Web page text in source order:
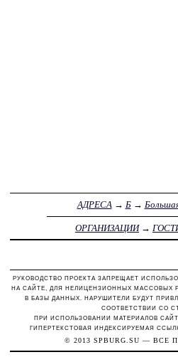
АДРЕСА→ Б→
ОРГАНИЗАЦИИ→
РУКОВОДСТВО ПРОЕКТА ЗАПРЕЩАЕТ
НА САЙТЕ, ДЛЯ НЕЛИЦЕНЗИОННЫХ МАССОВЫХ
В БАЗЫ ДАННЫХ. НАРУШИТЕЛИ БУДУТ
СООТВЕТСТВИИ СО
ПРИ ИСПОЛЬЗОВАНИИ МАТЕРИАЛОВ
ГИПЕРТЕКСТОВАЯ ИНДЕКСИРУЕМАЯ
© 2013 SPBURG.SU — ВСЕ